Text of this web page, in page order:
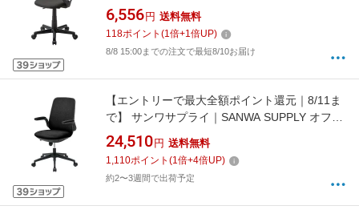
A1ABK[SNCA1ABK]
6,556 円 送料無料
118ポイント (1倍+1倍UP)
8/8 15:00までの注文で最短8/10お届け
【エントリーで最大全額ポイント還元｜8/11ま
で】 サンワサプライ｜SANWA SUPPLY オフィ
スチェア [W630xD630xH895〜985mm] ブラッ
ク SNC-T161BK [アームレストあり]
24,510 円 送料無料
1,110ポイント (1倍+4倍UP)
約2〜3週間で出荷予定